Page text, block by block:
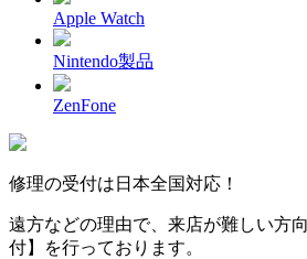
Apple Watch
Nintendo製品
ZenFone
修理の受付は 日本全国対応！
遠方などの理由で、来店が難しい方
付】
を行っております。